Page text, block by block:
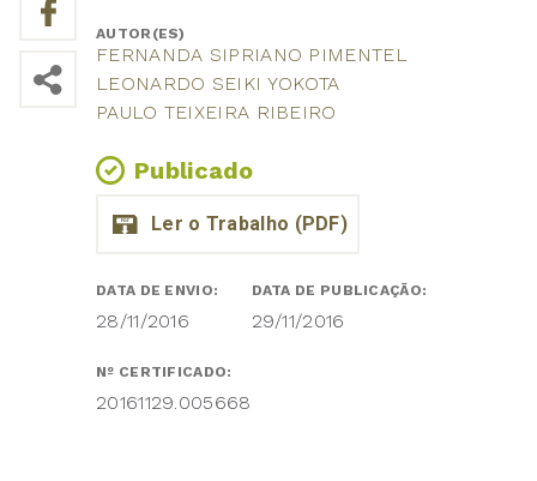
AUTOR(ES)
FERNANDA SIPRIANO PIMENTEL
LEONARDO SEIKI YOKOTA
PAULO TEIXEIRA RIBEIRO
Publicado
DATA DE ENVIO:
28/11/2016
DATA DE PUBLICAÇÃO:
29/11/2016
Nº CERTIFICADO:
20161129.005668